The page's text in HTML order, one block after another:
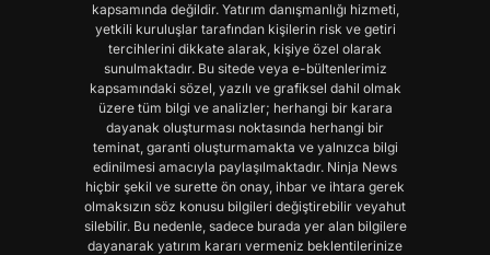
kapsamında değildir. Yatırım danışmanlığı hizmeti,
yetkili kuruluşlar tarafından kişilerin risk ve getiri
tercihlerini dikkate alarak, kişiye özel olarak
sunulmaktadır. Bu sitede veya e-bültenlerimiz
kapsamındaki sözel, yazılı ve grafiksel dahil olmak
üzere tüm bilgi ve analizler; herhangi bir karara
dayanak oluşturması noktasında herhangi bir
teminat, garanti oluşturmamakta ve yalnızca bilgi
edinilmesi amacıyla paylaşılmaktadır. Ninja News
hiçbir şekil ve surette ön onay, ihbar ve ihtara gerek
olmaksızın söz konusu bilgileri değiştirebilir veyahut
silebilir. Bu nedenle, sadece burada yer alan bilgilere
dayanarak yatırım kararı vermeniz beklentilerinize